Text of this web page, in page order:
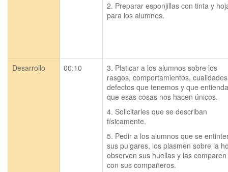
2. Preparar esponjillas con tinta y
para los alumnos.
Desarrollo 00:10
3. Platicar a los alumnos sobre los
rasgos, comportamientos,
defectos que tenemos y que
que esas cosas nos hacen únicos.
4. Solicitarles que se describan
físicamente.
5. Pedir a los alumnos que se
sus pulgares, los plasmen sobre la
observen sus huellas y las comparen
con sus compañeros.